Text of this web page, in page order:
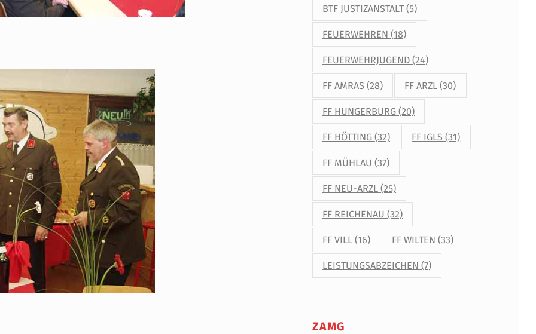
BTF JUSTIZANSTALT (5)
FEUERWEHREN (18)
FEUERWEHRJUGEND (24)
FF AMRAS (28) FF ARZL (30)
FF HUNGERBURG (20)
FF HÖTTING (32) FF IGLS (31)
FF MÜHLAU (37)
FF NEU-ARZL (25)
FF REICHENAU (32)
FF VILL (16) FF WILTEN (33)
LEISTUNGSABZEICHEN (7)
ZAMG